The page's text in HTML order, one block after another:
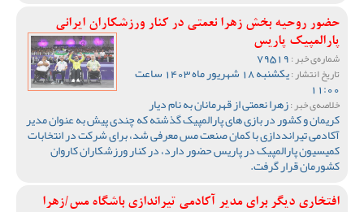
حضور روحیه بخش زهرا نعمتی در کنار ورزشکاران ایرانی
پارالمپیک پاریس
شماره‌ی خبر :
تاریخ انتشار : یکشنبه 18 شهریور ماه 1403 ساعت
11:00
خلاصه‌ی خبر :زهرا نعمتی از قهرمانان به نام دیار
کریمان و کشور در بازی های پارالمپیک گذشته که چندی پیش به عنوان مدیر
آکادمی تیرانددازی با کمان صنعت مس معرفی شد، برای شرکت در انتخابات
کمیسیون پارالمپیک در پاریس حضور دارد، در کنار ورزشکاران کاروان
کشورمان قرار گرفت.
افتخاری دیگر برای مدیر آکادمی تیراندازی باشگاه مس/زهرا